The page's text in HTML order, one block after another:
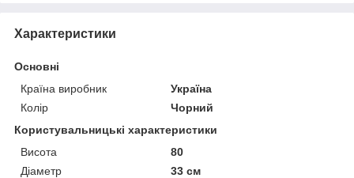
Характеристики
Основні
Країна виробник
Україна
Колір
Чорний
Користувальницькі характеристики
Висота
80
Діаметр
33 см